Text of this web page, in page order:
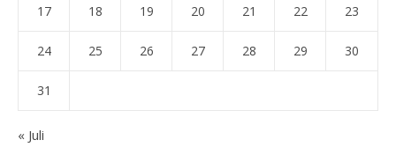
17 18 19 20 21 22 23
24 25 26 27 28 29 30
31
« Juli